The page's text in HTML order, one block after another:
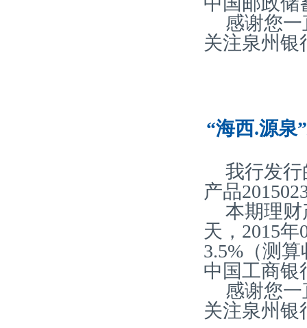
感谢您
关注泉州银
“海西.源泉
我行发行
产品
本期理财
天，2015
3.5%（测
中国工商银
感谢您
关注泉州银